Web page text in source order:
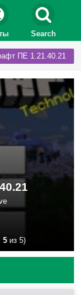
Search
ПЕ 1.21.40.21
5из 5)